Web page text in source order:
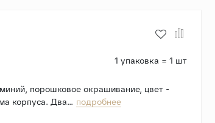
1 упаковка = 1 шт
порошковое окрашивание, цвет -
корпуса. Два... подробнее